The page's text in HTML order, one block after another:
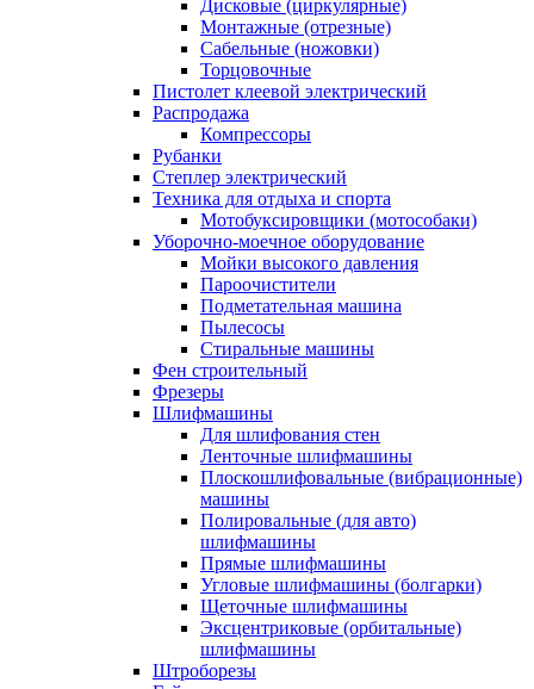
Дисковые (циркулярные)
Монтажные (отрезные)
Сабельные (ножовки)
Торцовочные
Пистолет клеевой электрический
Распродажа
Компрессоры
Рубанки
Степлер электрический
Техника для отдыха и спорта
Мотобуксировщики (мотособаки)
Уборочно-моечное оборудование
Мойки высокого давления
Пароочистители
Подметательная машина
Пылесосы
Стиральные машины
Фен строительный
Фрезеры
Шлифмашины
Для шлифования стен
Ленточные шлифмашины
Плоскошлифовальные (вибрационные)
машины
Полировальные (для авто)
шлифмашины
Прямые шлифмашины
Угловые шлифмашины (болгарки)
Щеточные шлифмашины
Эксцентриковые (орбитальные)
шлифмашины
Штроборезы